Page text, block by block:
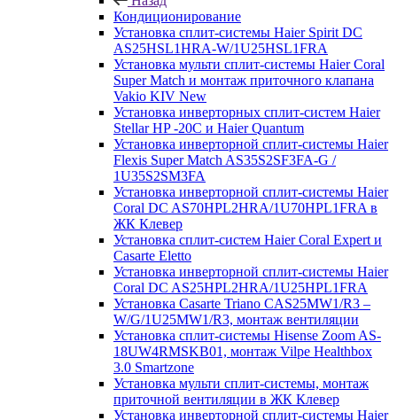
Кондиционирование
Установка сплит-системы Haier Spirit DC
AS25HSL1HRA-W/1U25HSL1FRA
Установка мульти сплит-системы Haier Coral
Super Match и монтаж приточного клапана
Vakio KIV New
Установка инверторных сплит-систем Haier
Stellar HP -20С и Haier Quantum
Установка инверторной сплит-системы Haier
Flexis Super Match AS35S2SF3FA-G /
1U35S2SM3FA
Установка инверторной сплит-системы Haier
Coral DC AS70HPL2HRA/1U70HPL1FRA в
ЖК Клевер
Установка сплит-систем Haier Coral Expert и
Casarte Eletto
Установка инверторной сплит-системы Haier
Coral DC AS25HPL2HRA/1U25HPL1FRA
Установка Casarte Triano CAS25MW1/R3 –
W/G/1U25MW1/R3, монтаж вентиляции
Установка сплит-системы Hisense Zoom AS-
18UW4RMSKB01, монтаж Vilpe Healthbox
3.0 Smartzone
Установка мульти сплит-системы, монтаж
приточной вентиляции в ЖК Клевер
Установка инверторной сплит-системы Haier